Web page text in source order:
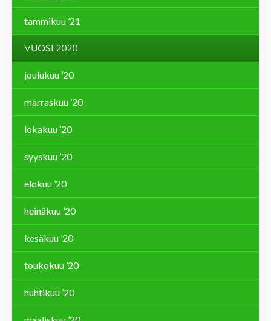
tammikuu ’21
VUOSI 2020
joulukuu ’20
marraskuu ’20
lokakuu ’20
syyskuu ’20
elokuu ’20
heinäkuu ’20
kesäkuu ’20
toukokuu ’20
huhtikuu ’20